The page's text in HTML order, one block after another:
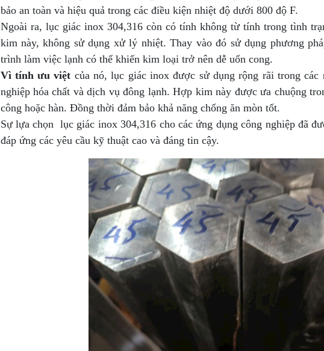
bảo an toàn và hiệu quả trong các điều kiện nhiệt độ dưới 800 độ F.
Ngoài ra, lục giác inox 304,316 còn có tính không từ tính trong tình
kim này, không sử dụng xử lý nhiệt. Thay vào đó sử dụng phương
trình làm việc lạnh có thể khiến kim loại trở nên dễ uốn cong.
Vì tính ưu việt của nó, lục giác inox được sử dụng rộng rãi trong các
nghiệp hóa chất và dịch vụ đông lạnh. Hợp kim này được ưa chuộng
công hoặc hàn. Đồng thời đảm bảo khả năng chống ăn mòn tốt.
Sự lựa chọn lục giác inox 304,316 cho các ứng dụng công nghiệp đã
đáp ứng các yêu cầu kỹ thuật cao và đáng tin cậy.